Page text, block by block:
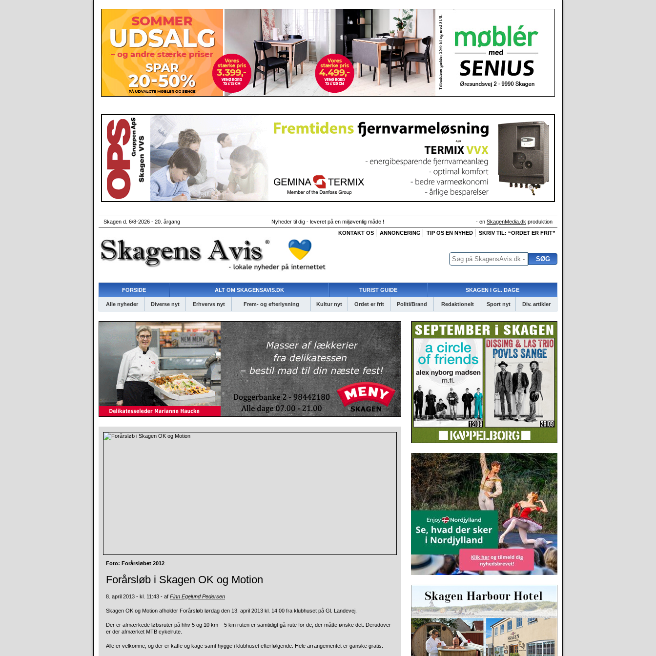
Skagen d. 6/8-2026 - 20. årgang Nyheder til dig - leveret på en miljøvenlig måde ! - en SkagenMedia.dk produktion
KONTAKT OS
ANNONCERING TIP OS EN NYHED SKRIV TIL: “ORDET ER FRIT”
FORSIDE ALT OM SKAGENSAVIS.DK TURIST GUIDE SKAGEN I GL. DAGE
Alle nyheder Diverse nyt Erhvervs nyt Frem- og efterlysning Kultur nyt Ordet er frit Politi/Brand Redaktionelt Sport nyt Div. artikler
Foto: Forårsløbet 2012
Forårsløb i Skagen OK og Motion
8. april 2013 - kl. 11:43 - af Finn Egelund Pedersen
Skagen OK og Motion afholder Forårsløb lørdag den 13. april 2013 kl. 14.00 fra klubhuset på Gl. Landevej.
Der er afmærkede løbsruter på hhv 5 og 10 km – 5 km ruten er samtidigt gå-rute for de, der måtte ønske det. Derudover
er der afmærket MTB cykelrute.
Alle er velkomne, og der er kaffe og kage samt hygge i klubhuset efterfølgende. Hele arrangementet er ganske gratis.